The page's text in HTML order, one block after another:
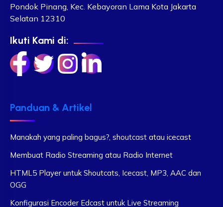
Pondok Pinang, Kec. Kebayoran Lama Kota Jakarta
Selatan 12310
Ikuti Kami di:
Panduan & Artikel
Manakah yang paling bagus?, shoutcast atau icecast
Membuat Radio Streaming atau Radio Internet
HTML5 Player untuk Shoutcats, Icecast, MP3, AAC dan
OGG
Konfigurasi Encoder Edcast untuk Live Streaming